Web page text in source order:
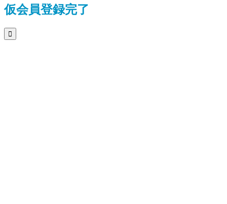
仮会員登録完了
